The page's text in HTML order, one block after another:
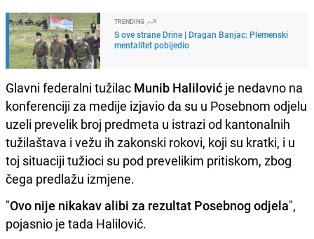
TRENDING
S ove strane Drine | Dragan Banjac: Plemenski
mentalitet pobijedio
Glavni federalni tužilac Munib Halilović je nedavno na
konferenciji za medije izjavio da su u Posebnom odjelu
uzeli prevelik broj predmeta u istrazi od kantonalnih
tužilaštava i vežu ih zakonski rokovi, koji su kratki, i u
toj situaciji tužioci su pod prevelikim pritiskom, zbog
čega predlažu izmjene.
"Ovo nije nikakav alibi za rezultat Posebnog odjela",
pojasnio je tada Halilović.